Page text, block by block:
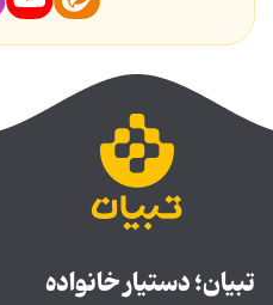
تبیان؛ دستیار خانواده